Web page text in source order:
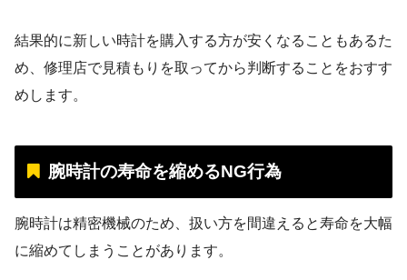
結果的に新しい時計を購入する方が安くなることもあるた
め、修理店で見積もりを取ってから判断することをおすす
めします。
腕時計の寿命を縮めるNG行為
腕時計は精密機械のため、扱い方を間違えると寿命を大幅
に縮めてしまうことがあります。